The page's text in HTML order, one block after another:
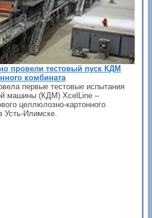
провели тестовый пуск КДМ
комбината
первые тестовые испытания
машины (КДМ) XcelLine –
целлюлозно-картонного
Усть-Илимске.